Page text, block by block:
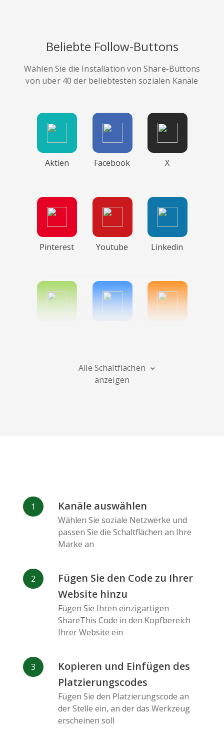
Beliebte Follow-Buttons
Wählen Sie die Installation von Share-Buttons
von über 40 der beliebtesten sozialen Kanäle
Aktien Facebook X
Pinterest Youtube Linkedin
Deviantart Dribbble
Flickr Gitlab
Maps
Snapchat Wechat Reddit
Alle Schaltflächen
anzeigen
Kanäle auswählen
Wählen Sie soziale Netzwerke und
passen Sie die Schaltflächen an Ihre
Marke an
Fügen Sie den Code zu Ihrer
Website hinzu
Fügen Sie Ihren einzigartigen
ShareThis Code in den Kopfbereich
Ihrer Website ein
Kopieren und Einfügen des
Platzierungscodes
Fügen Sie den Platzierungscode an
der Stelle ein, an der das Werkzeug
erscheinen soll